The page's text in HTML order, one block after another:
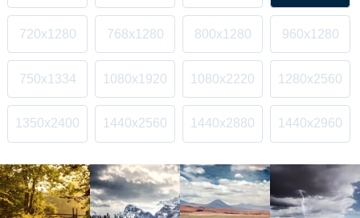
720x1280 768x1280 800x1280 960x1280
750x1334 1080x1920 1080x2220 1280x2560
1350x2400 1440x2560 1440x2880 1440x2960